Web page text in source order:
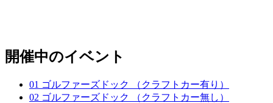
開催中のイベント
01 ゴルファーズドック （クラフトカー有り）
02 ゴルファーズドック （クラフトカー無し）